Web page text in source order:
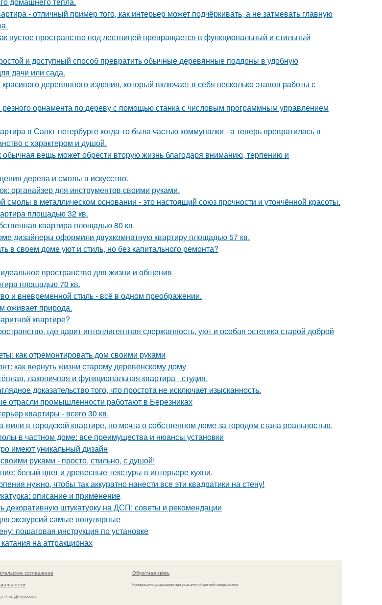
- отличный пример того, как интерьер может подчёркивать, а не затмевать главную
пустое пространство под лестницей превращается в функциональный и стильный
и доступный способ превратить обычные деревянные поддоны в удобную
дачи или сада.
деревянного изделия, который включает в себя несколько этапов работы с
резного орнамента по дереву с помощью станка с числовым программным управлением
в Санкт-петербурге когда-то была частью коммуналки - а теперь превратилась в
с характером и душой.
обычная вещь может обрести вторую жизнь благодаря вниманию, терпению и
дерева и смолы в искусство.
органайзер для инструментов своими руками.
смолы в металлическом основании - это настоящий союз прочности и утончённой красоты.
площадью 32 кв.
квартира площадью 80 кв.
дизайнеры оформили двухкомнатную квартиру площадью 57 кв.
в своем доме уют и стиль, но без капитального ремонта?
пространство для жизни и общения.
площадью 70 кв.
и вневременной стиль - всё в одном преображении.
оживает природа.
квартире?
где царит интеллигентная сдержанность, уют и особая эстетика старой доброй
как отремонтировать дом своими руками
как вернуть жизни старому деревенскому дому
лаконичная и функциональная квартира - студия.
доказательство того, что простота не исключает изысканность.
отрасли промышленности работают в Березниках
квартиры - всего 30 кв.
жили в городской квартире, но мечта о собственном доме за городом стала реальностью.
в частном доме: все преимущества и нюансы установки
имеют уникальный дизайн
руками - просто, стильно, с душой!
белый цвет и древесные текстуры в интерьере кухни.
нужно, чтобы так аккуратно нанести все эти квадратики на стену!
описание и применение
декоративную штукатурку на ДСП: советы и рекомендации
экскурсий самые популярные
пошаговая инструкция по установке
на аттракционах
соглашение
77, м. Дмитровская
Обратная связь
Копирование разрешено при указании обратной гиперссылки.